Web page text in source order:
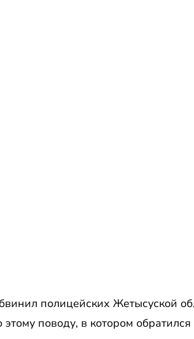
полицейских Жетысуской
поводу, в котором